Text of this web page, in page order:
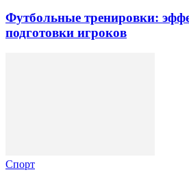
Футбольные тренировки:
подготовки игроков
Спорт